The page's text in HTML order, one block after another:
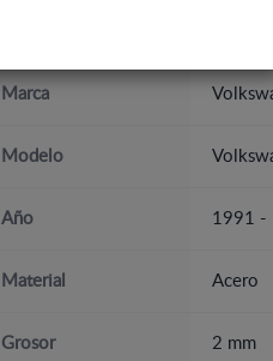
Marca
Modelo
Año 1991 -
Material Acero
Grosor 2 mm